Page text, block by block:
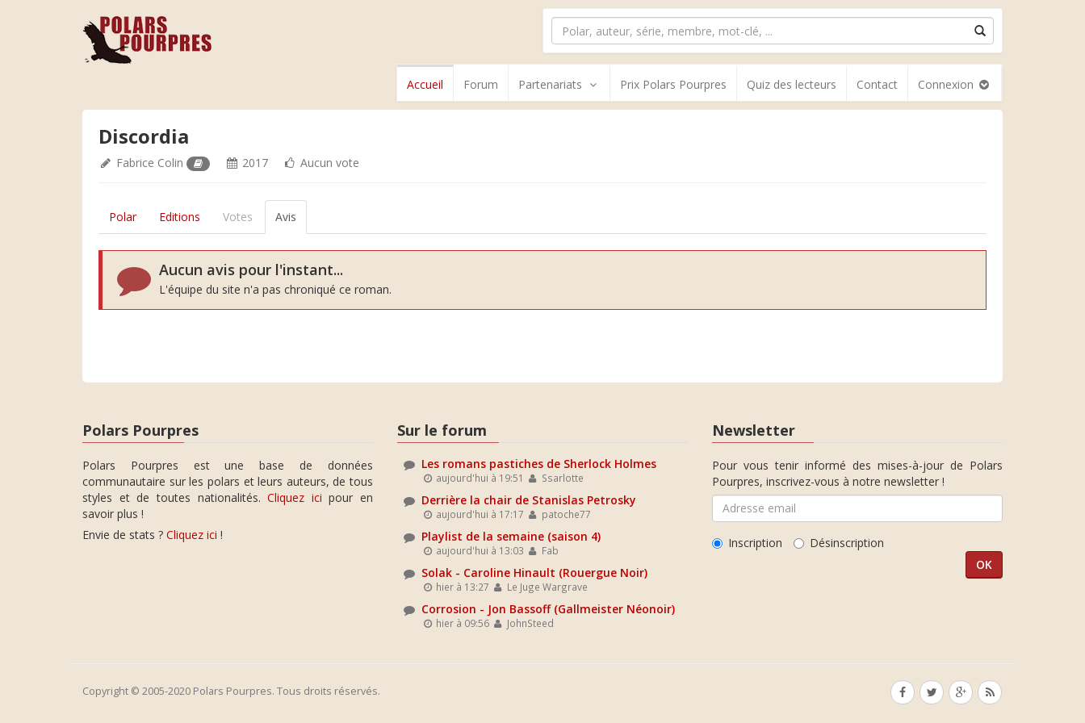
Accueil Forum Partenariats Prix Polars Pourpres Quiz des lecteurs Contact Connexion
Discordia
Fabrice Colin 2017 Aucun vote
Polar Editions Votes Avis
Aucun avis pour l'instant...
L'équipe du site n'a pas chroniqué ce roman.
Polars Pourpres
Polars Pourpres est une base de données
communautaire sur les polars et leurs auteurs, de tous
styles et de toutes nationalités.Cliquez ici pour en
savoir plus !
Envie de stats ? Cliquez ici !
Sur le forum
Les romans pastiches de Sherlock Holmes
aujourd'hui à 19:51 Ssarlotte
Derrière la chair de Stanislas Petrosky
aujourd'hui à 17:17 patoche77
Playlist de la semaine (saison 4)
aujourd'hui à 13:03 Fab
Solak - Caroline Hinault (Rouergue Noir)
hier à 13:27 Le Juge Wargrave
Corrosion - Jon Bassoff (Gallmeister Néonoir)
hier à 09:56 JohnSteed
Newsletter
Pour vous tenir informé des mises-à-jour de Polars
Pourpres, inscrivez-vous à notre newsletter !
Inscription Désinscription
Copyright © 2005-2020 Polars Pourpres. Tous droits réservés.